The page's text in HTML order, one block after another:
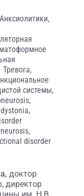
Анксиолитики,
Тревога,
системы,
disorder
доктор
директор